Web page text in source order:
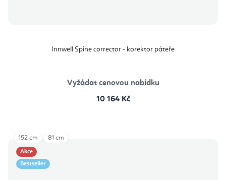
Innwell Spine corrector - korektor páteře
Vyžádat cenovou nabídku
10 164 Kč
Akce
Bestseller
152 cm 81 cm